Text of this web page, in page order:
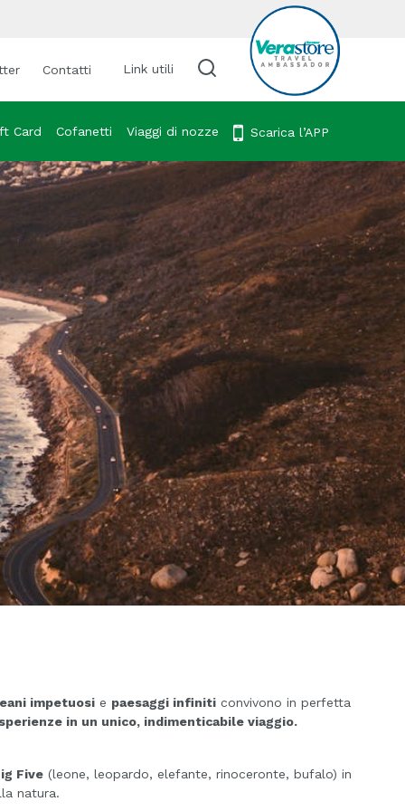
Contatti Link utili Cerca viaggio
Card Cofanetti Viaggi di nozze Scarica l’APP
impetuosie paesaggi infiniticonvivono in perfetta
in un unico, indimenticabile viaggio.
Five (leone, leopardo, elefante, rinoceronte, bufalo) in
natura.